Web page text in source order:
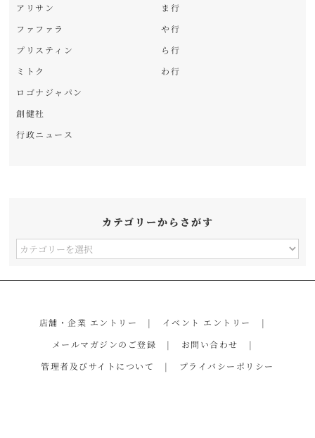
アリサン
ファファラ
プリスティン
ミトク
ロゴナジャパン
創健社
行政ニュース
ま行
や行
ら行
わ行
カテゴリーからさがす
カ
店舗・企業 エントリー
イベント エントリー
メールマガジンのご登録
お問い合わせ
管理者及びサイトについて
プライバシーポリシー